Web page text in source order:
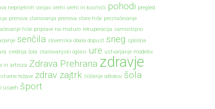
neprijetnih vonjav orehi orehi in kosmiči pohodi pregled
prenova stanovanja prenova stare hiše prezračevanje
hiše priprave na maturo rekuperacija samostojno
senčila slovenska obala dopust sneg splošna
srednja šola stanovanjski oglasi ure ustvarjanje modelov
in artroza Zdrava Prehrana zdravje
težave zdrav zajtrk čiščenje odtokov šola
uspeh šport